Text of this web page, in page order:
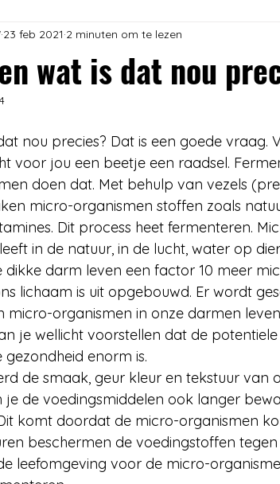
wat is dat nou
23 feb 2021 2 minuten om te lezen
nou precies? Dat is een goede vraag.
voor jou een beetje een raadsel.
doen dat. Met behulp van vezels
micro-organismen stoffen zoals
Dit process heet fermenteren.
in de natuur, in de lucht, water op
darm leven een factor 10 meer
lichaam is uit opgebouwd. Er wordt
micro-organismen in onze darmen
je wellicht voorstellen dat de
enorm is.
de smaak, geur kleur en tekstuur van
je de voedingsmiddelen ook langer
komt doordat de micro-organismen
beschermen de voedingstoffen
leefomgeving voor de micro-